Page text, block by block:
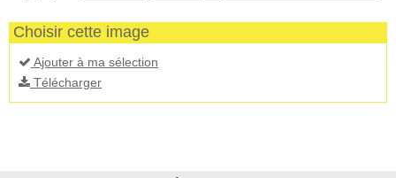
Choisir cette image
Ajouter à ma sélection
Télécharger